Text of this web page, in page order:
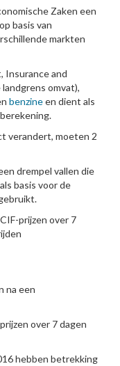
Zaken een
basis van
markten
Insurance and
omvat),
benzineen dient als
verandert, moeten 2
drempel vallen die
basis voor de
prijzen over 7
na een
over 7 dagen
hebben betrekking